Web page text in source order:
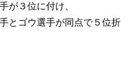
が３位に付け、
とゴウ選手が同点で５位折